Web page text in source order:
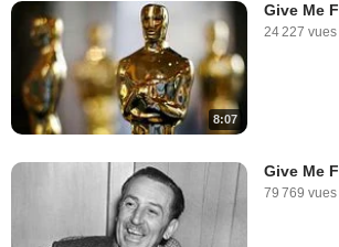
8:07
Give Me
24 227 vues
Give Me
79 769 vues